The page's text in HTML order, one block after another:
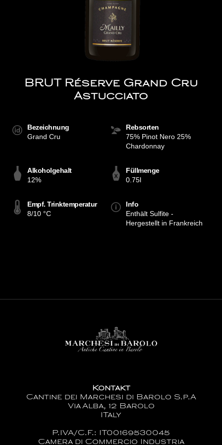
BRUT Réserve Grand Cru
Astucciato
Bezeichnung
Grand Cru
Rebsorten
75% Pinot Nero 25%
Chardonnay
Alkoholgehalt
12%
Füllmenge
0.75l
Empf. Trinktemperatur
8/10 °C
Info
Enthält Sulfite -
Hergestellt in Frankreich
Kontakt
Cantine dei Marchesi di Barolo S.p.A
Via Alba, 12 Barolo
ITaly
P.IVA/C.F.: IT00169530045
Camera di Commercio Industria